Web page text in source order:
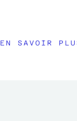
EN SAVOIR